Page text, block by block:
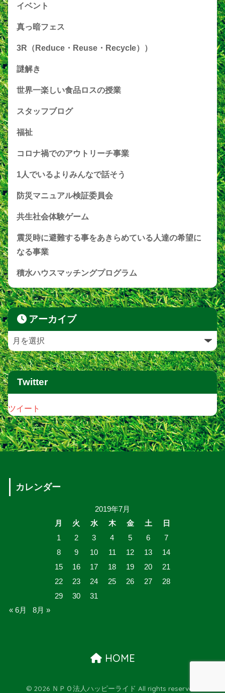
イベント
真っ暗フェス
3R（Reduce・Reuse・Recycle））
謎解き
世界一楽しい食品ロスの授業
スタッフブログ
福祉
コロナ禍でのアウトリーチ事業
1人でいるよりみんなで話そう
防災マニュアル検証委員会
共生社会体験ゲーム
震災時に避難する事をあきらめている人達の希望に
なる事業
積水ハウスマッチングプログラム
アーカイブ
Twitter
ツイート
カレンダー
2019年7月
月
火 水 木 金 土
日
1
2 3 4 5 6
7
8
9 10 11 12 13
14
15
16 17 18 19 20
21
22
23 24 25 26 27
28
29
30
31
« 6月
8月 »
HOME
© 2026 ＮＰＯ法人ハッピーライド All rights reserved.